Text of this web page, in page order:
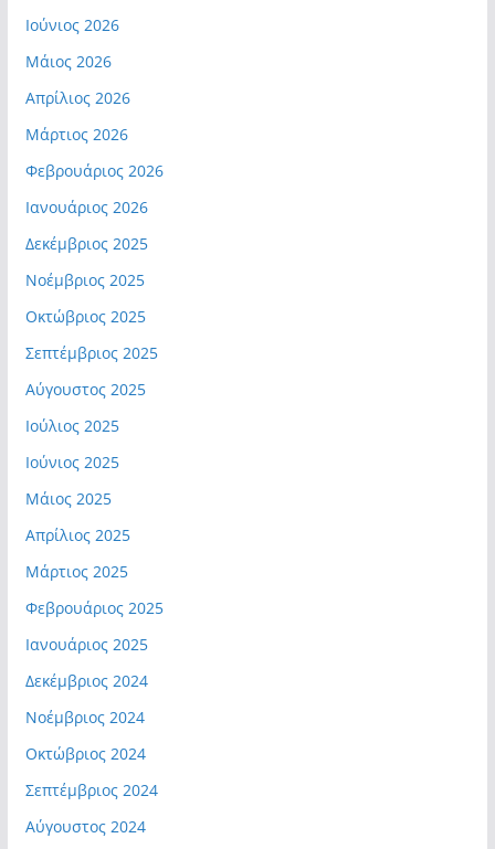
Ιούνιος 2026
Μάιος 2026
Απρίλιος 2026
Μάρτιος 2026
Φεβρουάριος 2026
Ιανουάριος 2026
Δεκέμβριος 2025
Νοέμβριος 2025
Οκτώβριος 2025
Σεπτέμβριος 2025
Αύγουστος 2025
Ιούλιος 2025
Ιούνιος 2025
Μάιος 2025
Απρίλιος 2025
Μάρτιος 2025
Φεβρουάριος 2025
Ιανουάριος 2025
Δεκέμβριος 2024
Νοέμβριος 2024
Οκτώβριος 2024
Σεπτέμβριος 2024
Αύγουστος 2024